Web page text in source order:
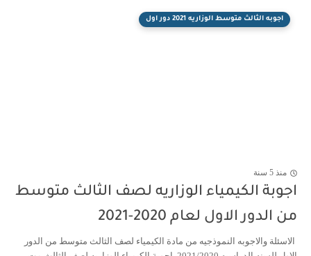
اجوبه الثالث متوسط الوزاريه 2021 دور اول
منذ 5 سنة
اجوبة الكيمياء الوزاريه لصف الثالث متوسط
من الدور الاول لعام 2020-2021
الاسئلة والاجوبه النموذجيه من مادة الكيمياء لصف الثالث متوسط من الدور